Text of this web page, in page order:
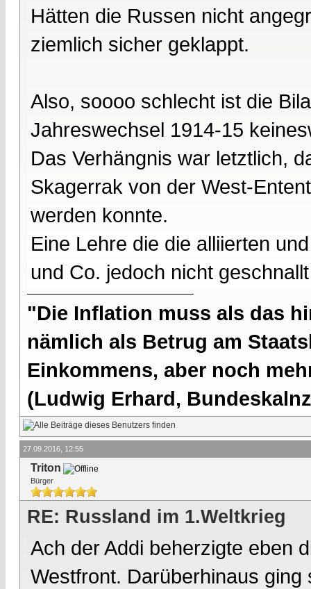
Hätten die Russen nicht
ziemlich sicher geklappt.
Also, soooo schlecht ist die
Jahreswechsel 1914-15
Das Verhängnis war letztlich,
Skagerrak von der West-
werden konnte.
Eine Lehre die die alliierten
und Co. jedoch nicht
"Die Inflation muss als das
nämlich als Betrug am
Einkommens, aber noch
(Ludwig Erhard,
27.09.2016, 12:55
Triton
Bürger
RE: Russland im 1.Weltkrieg
Ach der Addi beherzigte eben
Westfront. Darüberhinaus